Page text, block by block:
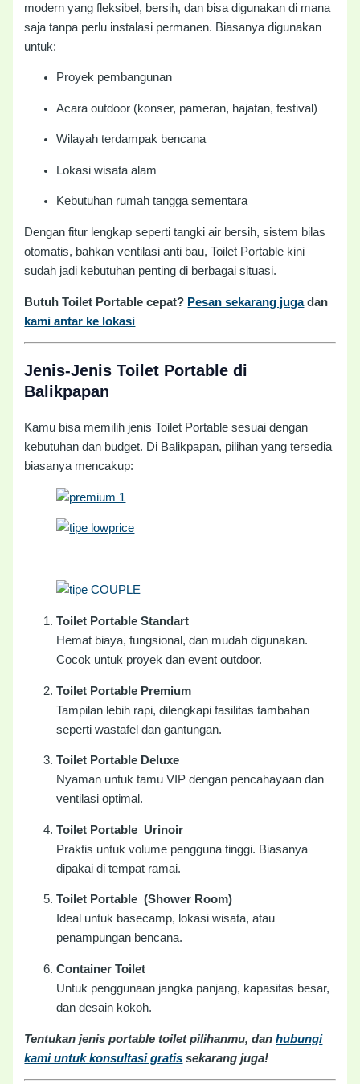
modern yang fleksibel, bersih, dan bisa digunakan di mana
saja tanpa perlu instalasi permanen. Biasanya digunakan
untuk:
Proyek pembangunan
Acara outdoor (konser, pameran, hajatan, festival)
Wilayah terdampak bencana
Lokasi wisata alam
Kebutuhan rumah tangga sementara
Dengan fitur lengkap seperti tangki air bersih, sistem bilas
otomatis, bahkan ventilasi anti bau, Toilet Portable kini
sudah jadi kebutuhan penting di berbagai situasi.
Butuh Toilet Portable cepat? Pesan sekarang jugadan
kami antar ke lokasi
Jenis-Jenis Toilet Portable di
Balikpapan
Kamu bisa memilih jenis Toilet Portable sesuai dengan
kebutuhan dan budget. Di Balikpapan, pilihan yang tersedia
biasanya mencakup:
Toilet Portable Standart
Hemat biaya, fungsional, dan mudah digunakan.
Cocok untuk proyek dan event outdoor.
Toilet Portable Premium
Tampilan lebih rapi, dilengkapi fasilitas tambahan
seperti wastafel dan gantungan.
Toilet Portable Deluxe
Nyaman untuk tamu VIP dengan pencahayaan dan
ventilasi optimal.
Toilet Portable Urinoir
Praktis untuk volume pengguna tinggi. Biasanya
dipakai di tempat ramai.
Toilet Portable (Shower Room)
Ideal untuk basecamp, lokasi wisata, atau
penampungan bencana.
Container Toilet
Untuk penggunaan jangka panjang, kapasitas besar,
dan desain kokoh.
Tentukan jenis portable toilet pilihanmu, danhubungi
kami untuk konsultasi gratis sekarang juga!